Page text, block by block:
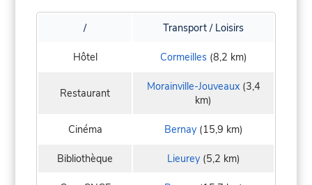
/ Transport / Loisirs
Hôtel Cormeilles(8,2 km)
Restaurant Morainville-Jouveaux(3,4
km)
Cinéma Bernay(15,9 km)
Bibliothèque Lieurey(5,2 km)